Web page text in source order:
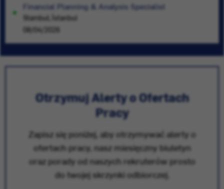
Financial Planning & Analysis Specialist
Stambuł, İstanbul
08/04/2026
Otrzymuj Alerty o Ofertach
Pracy
Zapisz się poniżej, aby otrzymywać alerty o
ofertach pracy, nasz miesięczny biuletyn
oraz porady od naszych rekruterów prosto
do twojej skrzynki odbiorczej.